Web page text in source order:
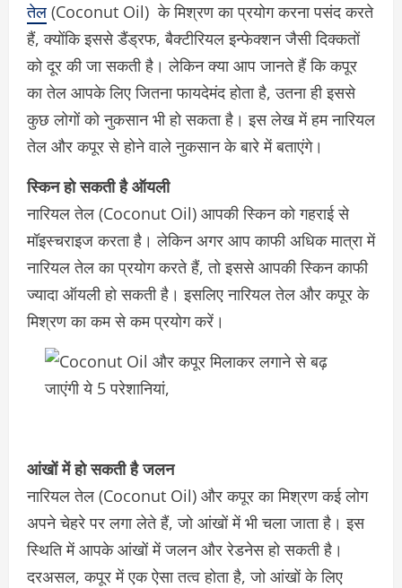
तेल (Coconut Oil) के मिश्रण का प्रयोग करना पसंद करते
हैं, क्योंकि इससे डैंड्रफ, बैक्टीरियल इन्फेक्शन जैसी दिक्कतों
को दूर की जा सकती है। लेकिन क्या आप जानते हैं कि कपूर
का तेल आपके लिए जितना फायदेमंद होता है, उतना ही इससे
कुछ लोगों को नुकसान भी हो सकता है। इस लेख में हम नारियल
तेल और कपूर से होने वाले नुकसान के बारे में बताएंगे।
स्किन हो सकती है ऑयली
नारियल तेल (Coconut Oil) आपकी स्किन को गहराई से
मॉइस्चराइज करता है। लेकिन अगर आप काफी अधिक मात्रा में
नारियल तेल का प्रयोग करते हैं, तो इससे आपकी स्किन काफी
ज्यादा ऑयली हो सकती है। इसलिए नारियल तेल और कपूर के
मिश्रण का कम से कम प्रयोग करें।
आंखों में हो सकती है जलन
नारियल तेल (Coconut Oil) और कपूर का मिश्रण कई लोग
अपने चेहरे पर लगा लेते हैं, जो आंखों में भी चला जाता है। इस
स्थिति में आपके आंखों में जलन और रेडनेस हो सकती है।
दरअसल, कपूर में एक ऐसा तत्व होता है, जो आंखों के लिए